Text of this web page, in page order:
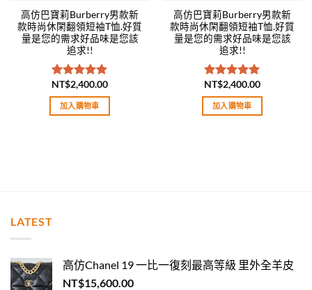
高仿巴寶莉Burberry男款新
款時尚休閑翻領短袖T恤.好質
量是您的需求好品味是您該
追求!!
評分5.00
滿分 5
NT$2,400.00
加入購物車
高仿巴寶莉Burberry男款新
款時尚休閑翻領短袖T恤.好質
量是您的需求好品味是您該
追求!!
評分5.00
滿分 5
NT$2,400.00
加入購物車
LATEST
高仿Chanel 19 一比一復刻最高等級 里外全羊皮
NT$15,600.00